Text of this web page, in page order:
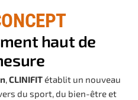
haut de
,CLINIFITétablit un nouveau
du sport, du bien-être et